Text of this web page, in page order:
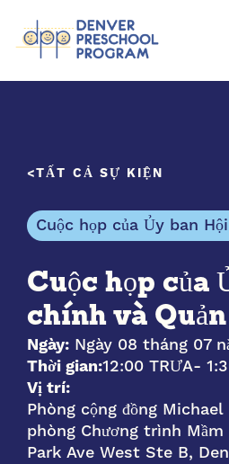
TẤT CẢ SỰ KIỆN
Cuộc họp của Ủy ban
Cuộc họp của
chính và
Ngày: Ngày 08 tháng 07
Thời gian:12:00 TRƯA-
Vị trí:
Phòng cộng đồng
phòng Chương trình
Park Ave West Ste B,